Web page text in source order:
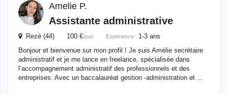
Amelie P.
Assistante administrative
Rezé (44) 100 €/jour Expérience : 1-3 ans
Bonjour et bienvenue sur mon profil ! Je suis Amélie secrétaire
administratif et je me lance en freelance, spécialisée dans
l’accompagnement administratif des professionnels et des
entreprises. Avec un baccalauréat gestion -administration et ...